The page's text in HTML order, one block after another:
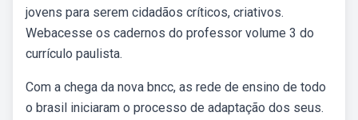
jovens para serem cidadãos críticos, criativos.
Webacesse os cadernos do professor volume 3 do
currículo paulista.
Com a chega da nova bncc, as rede de ensino de todo
o brasil iniciaram o processo de adaptação dos seus.